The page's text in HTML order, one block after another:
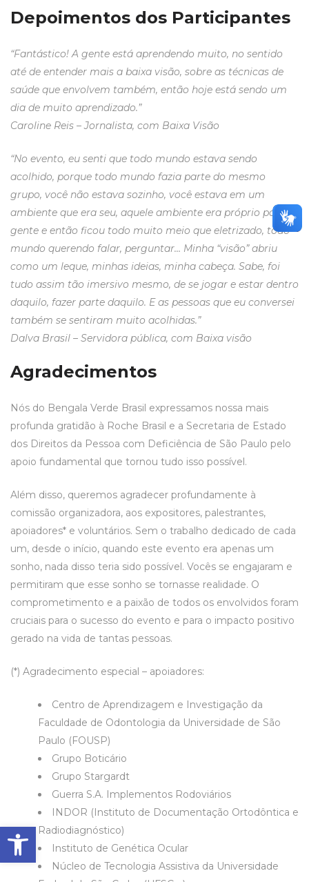
Barra de Ferramentas Aberta
Depoimentos dos Participantes
“Fantástico! A gente está aprendendo muito, no sentido
até de entender mais a baixa visão, sobre as técnicas de
saúde que envolvem também, então hoje está sendo um
dia de muito aprendizado.”
Caroline Reis – Jornalista, com Baixa Visão
“No evento, eu senti que todo mundo estava sendo
acolhido, porque todo mundo fazia parte do mesmo
grupo, você não estava sozinho, você estava em um
ambiente que era seu, aquele ambiente era próprio para a
gente e então ficou todo muito meio que eletrizado, todo
mundo querendo falar, perguntar… Minha “visão” abriu
como um leque, minhas ideias, minha cabeça. Sabe, foi
tudo assim tão imersivo mesmo, de se jogar e estar dentro
daquilo, fazer parte daquilo. E as pessoas que eu conversei
também se sentiram muito acolhidas.”
Dalva Brasil – Servidora pública, com Baixa visão
Agradecimentos
Nós do Bengala Verde Brasil expressamos nossa mais
profunda gratidão à Roche Brasil e a Secretaria de Estado
dos Direitos da Pessoa com Deficiência de São Paulo pelo
apoio fundamental que tornou tudo isso possível.
Além disso, queremos agradecer profundamente à
comissão organizadora, aos expositores, palestrantes,
apoiadores* e voluntários. Sem o trabalho dedicado de cada
um, desde o início, quando este evento era apenas um
sonho, nada disso teria sido possível. Vocês se engajaram e
permitiram que esse sonho se tornasse realidade. O
comprometimento e a paixão de todos os envolvidos foram
cruciais para o sucesso do evento e para o impacto positivo
gerado na vida de tantas pessoas.
(*) Agradecimento especial – apoiadores:
Centro de Aprendizagem e Investigação da
Faculdade de Odontologia da Universidade de São
Paulo (FOUSP)
Grupo Boticário
Grupo Stargardt
Guerra S.A. Implementos Rodoviários
INDOR (Instituto de Documentação Ortodôntica e
Radiodiagnóstico)
Instituto de Genética Ocular
Núcleo de Tecnologia Assistiva da Universidade